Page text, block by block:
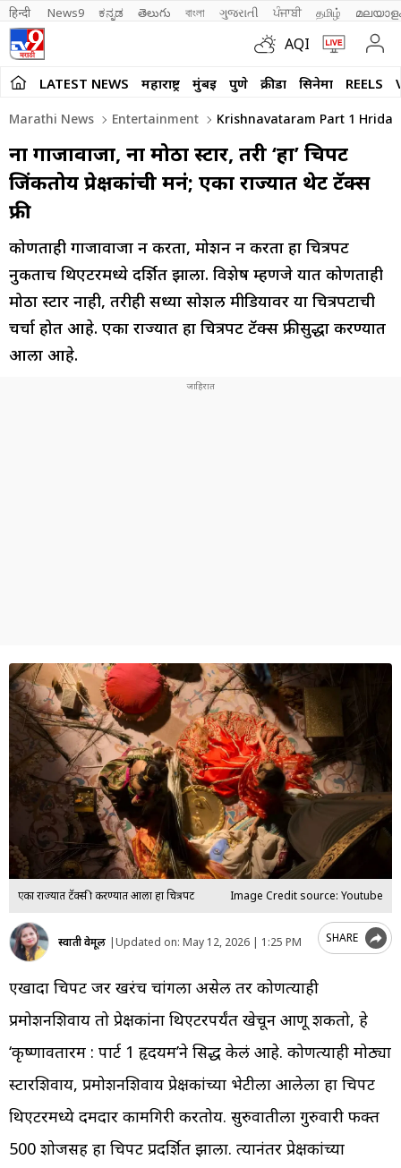
हिन्दी News9 ಕನ್ನಡ తెలుగు বাংলা ગુજરાતી ਪੰਜਾਬੀ தமிழ்
AQI
LATEST NEWS महाराष्ट्र मुंबई पुणे क्रीडा सिनेमा REELS
Marathi News Entertainment Krishnavataram Part 1
ना गाजावाजा, ना मोठा स्टार, तरी ‘हा’ चित्रपट
जिंकतोय प्रेक्षकांची मनं; एका राज्यात थेट टॅक्स
फ्री
कोणताही गाजावाजा न करता, प्रमोशन न करता हा चित्रपट
नुकताच थिएटरमध्ये प्रदर्शित झाला. विशेष म्हणजे यात कोणताही
मोठा स्टार नाही, तरीही सध्या सोशल मीडियावर या चित्रपटाची
चर्चा होत आहे. एका राज्यात हा चित्रपट टॅक्स फ्रीसुद्धा करण्यात
आला आहे.
एका राज्यात टॅक्स फ्री करण्यात आला हा चित्रपट Image Credit source: Youtube
स्वाती वेमूल |Updated on: May 12, 2026 | 1:25 PM SHARE
एखादा चित्रपट जर खरंच चांगला असेल तर कोणत्याही
प्रमोशनशिवाय तो प्रेक्षकांना थिएटरपर्यंत खेचून आणू शकतो, हे
‘कृष्णावतारम : पार्ट 1 हृदयम’ने सिद्ध केलं आहे. कोणत्याही मोठ्या
स्टारशिवाय, प्रमोशनशिवाय प्रेक्षकांच्या भेटीला आलेला हा चित्रपट
थिएटरमध्ये दमदार कामगिरी करतोय. सुरुवातीला गुरुवारी फक्त
500 शोजसह हा चित्रपट प्रदर्शित झाला. त्यानंतर प्रेक्षकांच्या